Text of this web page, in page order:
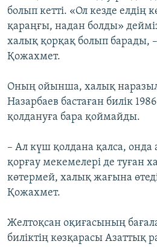
болып кетті. «Ол кезде елдің
қараңғы, надан болды»
халық қорқақ болып барады,
Қожахмет.
Оның ойынша, халық
Назарбаев бастаған билік
қолдануға бара қоймайды.
– Ал күш қолдана қалса,
қорғау мекемелері де туған
көтермей, халық жағына
Қожахмет.
Желтоқсан оқиғасының
биліктің көзқарасы Азаттық